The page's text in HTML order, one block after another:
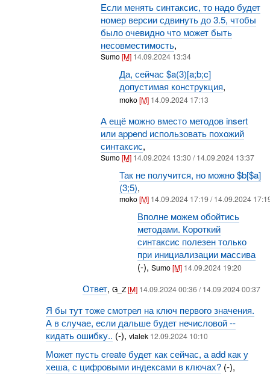
Если менять синтаксис, то надо будет
номер версии сдвинуть до 3.5, чтобы
было очевидно что может быть
несовместимость,
Sumo[M] 14.09.2024 13:34
Да, сейчас $a(3)[a;b;c]
допустимая конструкция,
moko[M] 14.09.2024 17:13
А ещё можно вместо методов insert
или append использовать похожий
синтаксис,
Sumo[M] 14.09.2024 13:30 / 14.09.2024 13:37
Так не получится, но можно $b[$a]
(3;5),
moko[M] 14.09.2024 17:19 / 14.09.2024
Вполне можем обойтись
методами. Короткий
синтаксис полезен только
при инициализации массива
(-), Sumo[M] 14.09.2024 19:20
Ответ, G_Z[M] 14.09.2024 00:36 / 14.09.2024 00:37
Я бы тут тоже смотрел на ключ первого значения.
А в случае, если дальше будет нечисловой --
кидать ошибку.. (-), vlalek 12.09.2024 10:10
Может пусть create будет как сейчас, а add как у
хеша, с цифровыми индексами в ключах?(-),